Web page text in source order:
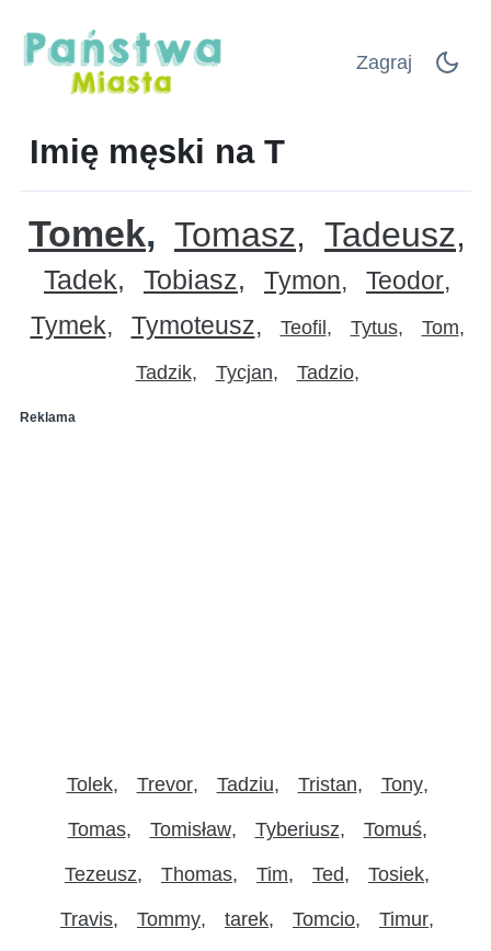
Zagraj
Imię męski na T
Tomek Tomasz Tadeusz
Tadek Tobiasz Tymon
Teodor
Tymek
Tymoteusz Teofil Tytus Tom
Tadzik Tycjan Tadzio
Reklama
Tolek Trevor Tadziu Tristan Tony
Tomas Tomisław Tyberiusz Tomuś
Tezeusz Thomas Tim Ted Tosiek
Travis Tommy tarek Tomcio Timur